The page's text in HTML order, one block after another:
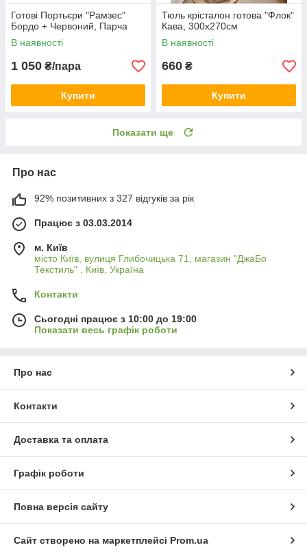
Готові Портьєри "Рамзес"
Бордо + Червоний, Парча
В наявності
1 050 ₴/пара
Купити
Тюль крісталон готова "Флок"
Кава, 300х270см
В наявності
660 ₴
Купити
Показати ще
Про нас
92% позитивних з 327 відгуків за рік
Працює з 03.03.2014
м. Київ
місто Київ, вулиця Глибочицька 71, магазин "ДжаБо
Текстиль" , Київ, Україна
Контакти
Сьогодні працює з 10:00 до 19:00
Показати весь графік роботи
Про нас
Контакти
Доставка та оплата
Графік роботи
Повна версія сайту
Сайт створено на маркетплейсі Prom.ua